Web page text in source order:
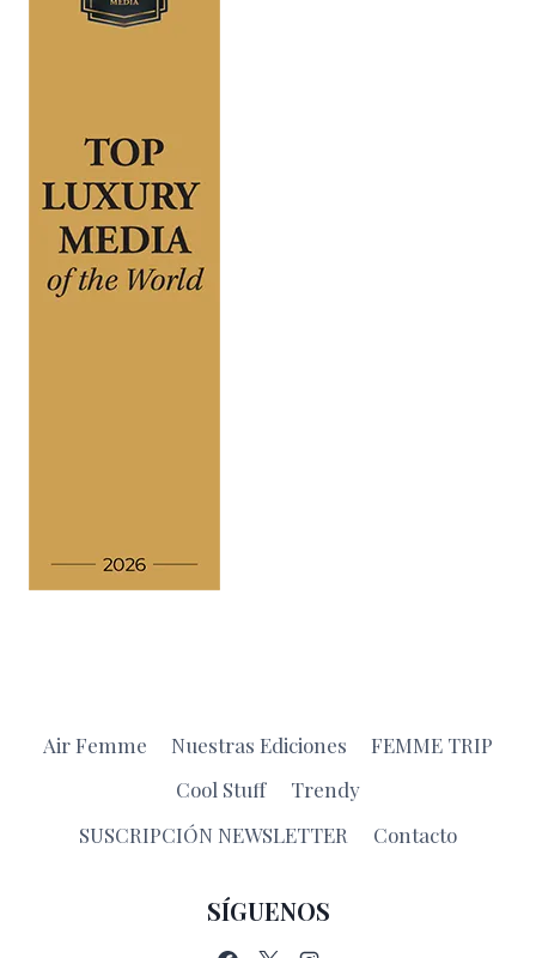
Air Femme Nuestras Ediciones
FEMME TRIP
Cool Stuff
Trendy
SUSCRIPCIÓN NEWSLETTER
Contacto
SÍGUENOS